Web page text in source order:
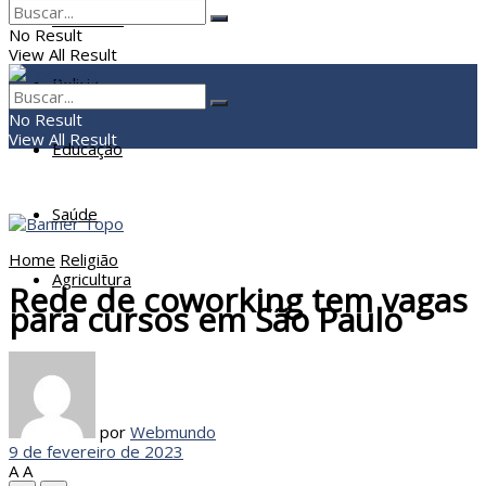
Economia
Policia
Educação
Saúde
Agricultura
No Result
View All Result
No Result
View All Result
Home Religião
Rede de coworking tem vagas
para cursos em São Paulo
por Webmundo
9 de fevereiro de 2023
A A